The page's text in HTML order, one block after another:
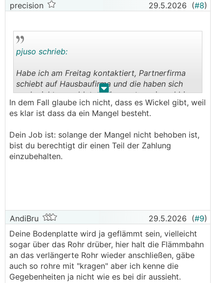
precision 29.5.2026 (#8)
. .
pjuso schrieb:
Habe ich am Freitag kontaktiert, Partnerfirma
schiebt auf Hausbaufirma und die haben sich
noch nicht gemeldet.. na ja, warten wir mal bis
Di.
gegenseitig die Schuld geben und der Kunde hier
der Ge🤬ist, kein Bock darauf
In dem Fall glaube ich nicht, dass es Wickel gibt, weil
es klar ist dass da ein Mangel besteht.
Dein Job ist: solange der Mangel nicht behoben ist,
bist du berechtigt dir einen Teil der Zahlung
einzubehalten.
AndiBru 29.5.2026 (#9)
Deine Bodenplatte wird ja geflämmt sein, vielleicht
sogar über das Rohr drüber, hier halt die Flämmbahn
an das verlängerte Rohr wieder anschließen, gäbe
auch so rohre mit "kragen" aber ich kenne die
Gegebenheiten ja nicht wie es bei dir aussieht.